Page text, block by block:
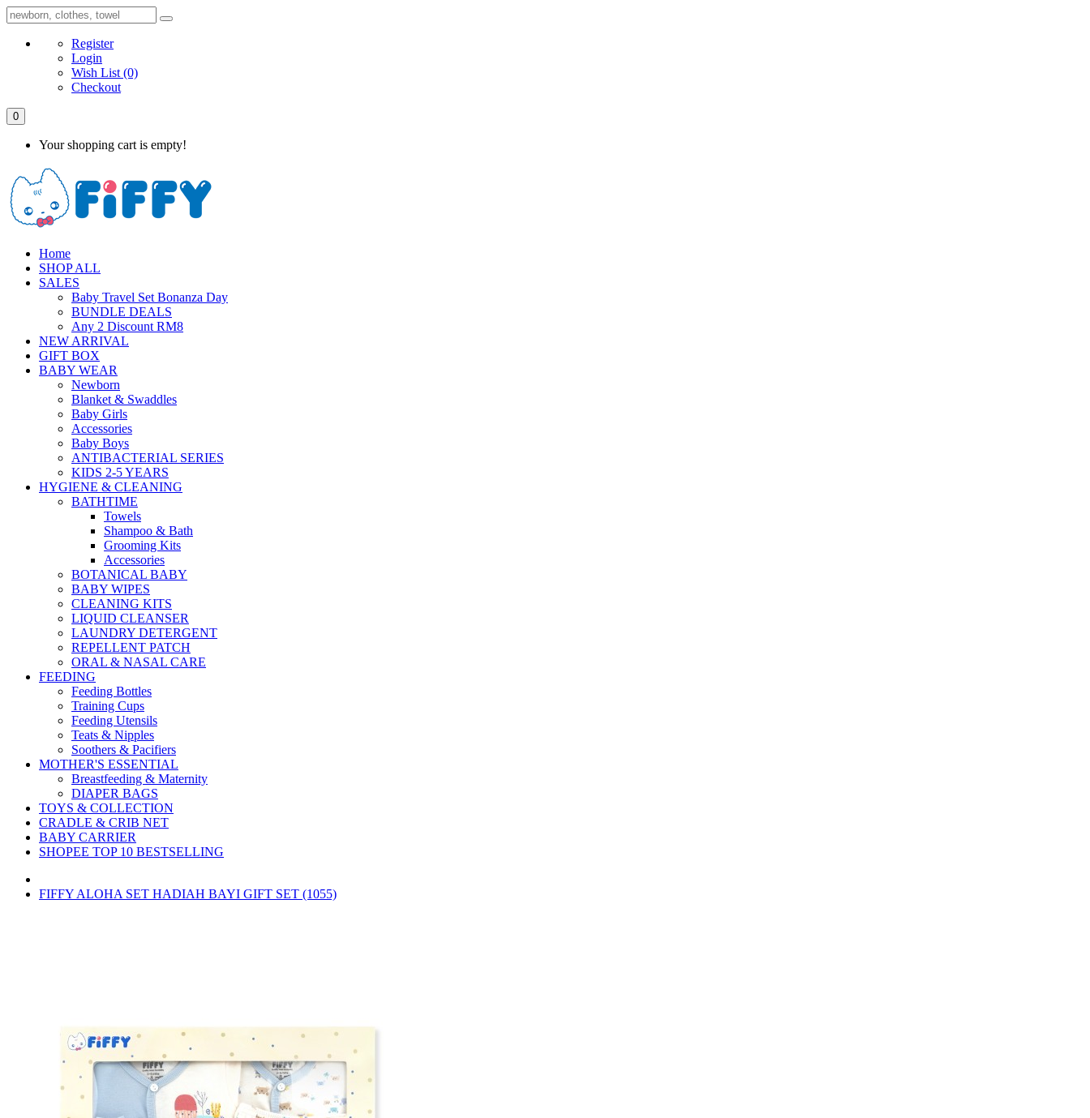
Register
Login
Wish List (0)
Checkout
0
Your shopping cart is empty!
Home
SHOP ALL
SALES
Baby Travel Set Bonanza Day
BUNDLE DEALS
Any 2 Discount RM8
NEW ARRIVAL
GIFT BOX
BABY WEAR
Newborn
Blanket & Swaddles
Baby Girls
Accessories
Baby Boys
ANTIBACTERIAL SERIES
KIDS 2-5 YEARS
HYGIENE & CLEANING
BATHTIME
Towels
Shampoo & Bath
Grooming Kits
Accessories
BOTANICAL BABY
BABY WIPES
CLEANING KITS
LIQUID CLEANSER
LAUNDRY DETERGENT
REPELLENT PATCH
ORAL & NASAL CARE
FEEDING
Feeding Bottles
Training Cups
Feeding Utensils
Teats & Nipples
Soothers & Pacifiers
MOTHER'S ESSENTIAL
Breastfeeding & Maternity
DIAPER BAGS
TOYS & COLLECTION
CRADLE & CRIB NET
BABY CARRIER
SHOPEE TOP 10 BESTSELLING
FIFFY ALOHA SET HADIAH BAYI GIFT SET (1055)